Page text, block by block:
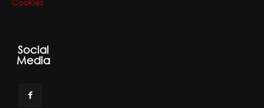
Social
Media